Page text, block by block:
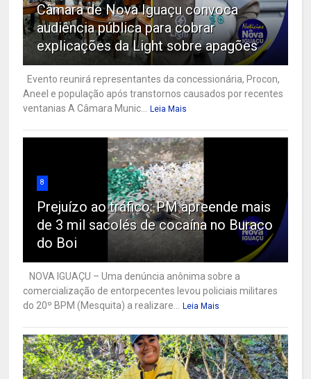
Câmara de Nova Iguaçu convoca
audiência pública para cobrar
explicações da Light sobre apagões
Evento reunirá representantes da concessionária, Procon,
Aneel e população após transtornos causados por recentes
ventanias A Câmara Munic...
Leia Mais
8
Prejuízo ao tráfico: PM apreende mais
de 3 mil sacolés de cocaína no Buraco
do Boi
NOVA IGUAÇU – Uma denúncia anônima sobre a
comercialização de entorpecentes levou policiais militares
do 20º BPM (Mesquita) a realizare...
Leia Mais